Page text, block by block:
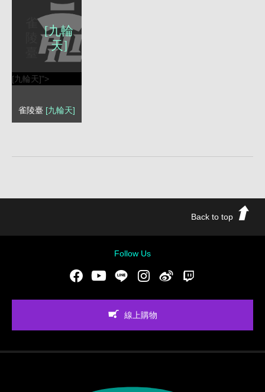
[九輪天]">
雀
[九輪
天]
雀陵臺 [九輪天]
Back to top
Follow Us
FacebookYoutubeLINE Instgram新浪微博
線上購物